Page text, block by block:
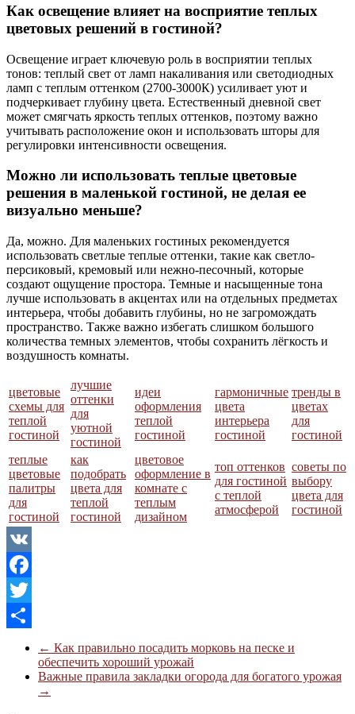
Как освещение влияет на восприятие теплых
цветовых решений в гостиной?
Освещение играет ключевую роль в восприятии теплых
тонов: теплый свет от ламп накаливания или светодиодных
ламп с теплым оттенком (2700-3000К) усиливает уют и
подчеркивает глубину цвета. Естественный дневной свет
может смягчать яркость теплых оттенков, поэтому важно
учитывать расположение окон и использовать шторы для
регулировки интенсивности освещения.
Можно ли использовать теплые цветовые
решения в маленькой гостиной, не делая ее
визуально меньше?
Да, можно. Для маленьких гостиных рекомендуется
использовать светлые теплые оттенки, такие как светло-
персиковый, кремовый или нежно-песочный, которые
создают ощущение простора. Темные и насыщенные тона
лучше использовать в акцентах или на отдельных предметах
интерьера, чтобы добавить глубины, но не загромождать
пространство. Также важно избегать слишком большого
количества темных элементов, чтобы сохранить лёгкость и
воздушность комнаты.
цветовые
схемы для
теплой
гостиной
лучшие
оттенки
для
уютной
гостиной
идеи
оформления
теплой
гостиной
гармоничные
цвета
интерьера
гостиной
тренды в
цветах
для
гостиной
теплые
цветовые
палитры
для
гостиной
как
подобрать
цвета для
теплой
гостиной
цветовое
оформление в
комнате с
теплым
дизайном
топ оттенков
для гостиной
с теплой
атмосферой
советы по
выбору
цвета для
гостиной
VK
Facebook
Twitter
Отправить
← Как правильно посадить морковь на песке и
обеспечить хороший урожай
Важные правила закладки огорода для богатого урожая
→